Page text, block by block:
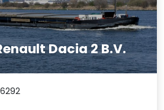
Dacia 2 B.V.